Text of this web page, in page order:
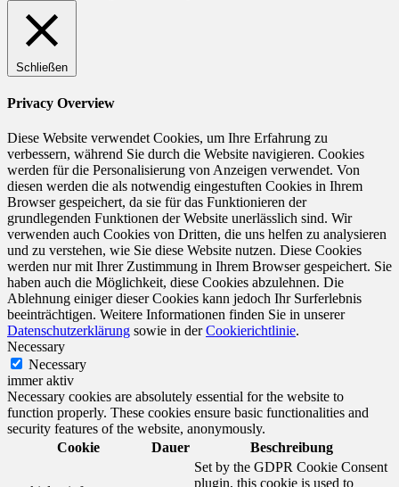
Schließen
Privacy Overview
Diese Website verwendet Cookies, um Ihre Erfahrung zu
verbessern, während Sie durch die Website navigieren. Cookies
werden für die Personalisierung von Anzeigen verwendet. Von
diesen werden die als notwendig eingestuften Cookies in Ihrem
Browser gespeichert, da sie für das Funktionieren der
grundlegenden Funktionen der Website unerlässlich sind. Wir
verwenden auch Cookies von Dritten, die uns helfen zu analysieren
und zu verstehen, wie Sie diese Website nutzen. Diese Cookies
werden nur mit Ihrer Zustimmung in Ihrem Browser gespeichert. Sie
haben auch die Möglichkeit, diese Cookies abzulehnen. Die
Ablehnung einiger dieser Cookies kann jedoch Ihr Surferlebnis
beeinträchtigen. Weitere Informationen finden Sie in unserer
Datenschutzerklärung sowie in derCookierichtlinie.
Necessary
Necessary
immer aktiv
Necessary cookies are absolutely essential for the website to
function properly. These cookies ensure basic functionalities and
security features of the website, anonymously.
Cookie
Dauer Beschreibung
Set by the GDPR Cookie Consent
plugin, this cookie is used to